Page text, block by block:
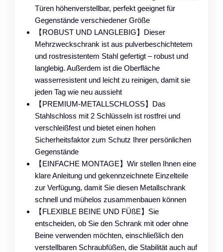
Türen höhenverstellbar, perfekt geeignet für
Gegenstände verschiedener Größe
【ROBUST UND LANGLEBIG】Dieser
Mehrzweckschrank ist aus pulverbeschichtetem
und rostresistentem Stahl gefertigt – robust und
langlebig. Außerdem ist die Oberfläche
wasserresistent und leicht zu reinigen, damit sie
jeden Tag wie neu aussieht
【PREMIUM-METALLSCHLOSS】Das
Stahlschloss mit 2 Schlüsseln ist rostfrei und
verschleißfest und bietet einen hohen
Sicherheitsfaktor zum Schutz Ihrer persönlichen
Gegenstände
【EINFACHE MONTAGE】Wir stellen Ihnen eine
klare Anleitung und gekennzeichnete Einzelteile
zur Verfügung, damit Sie diesen Metallschrank
schnell und mühelos zusammenbauen können
【FLEXIBLE BEINE UND FÜßE】Sie
entscheiden, ob Sie den Schrank mit oder ohne
Beine verwenden möchten, einschließlich den
verstellbaren Schraubfüßen, die Stabilität auch auf